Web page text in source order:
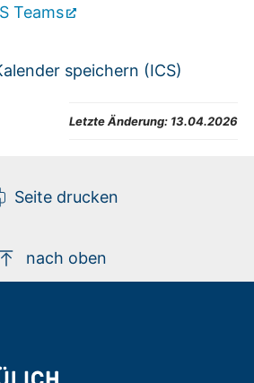
Teams
speichern (ICS)
Letzte Änderung: 13.04.2026
Seite drucken
nach oben